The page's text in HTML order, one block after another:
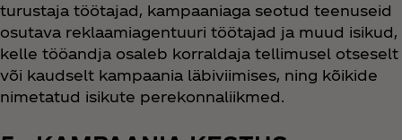
turustaja töötajad, kampaaniaga seotud teenuseid
osutava reklaamiagentuuri töötajad ja muud isikud,
kelle tööandja osaleb korraldaja tellimusel otseselt
või kaudselt kampaania läbiviimises, ning kõikide
nimetatud isikute perekonnaliikmed.